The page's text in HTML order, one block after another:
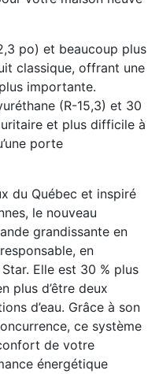
po) et beaucoup plus
classique, offrant une
importante.
(R-15,3) et 30
et plus difficile à
porte
du Québec et inspiré
le nouveau
grandissante en
en
Elle est 30 % plus
plus d’être deux
d’eau. Grâce à son
ce système
de votre
énergétique